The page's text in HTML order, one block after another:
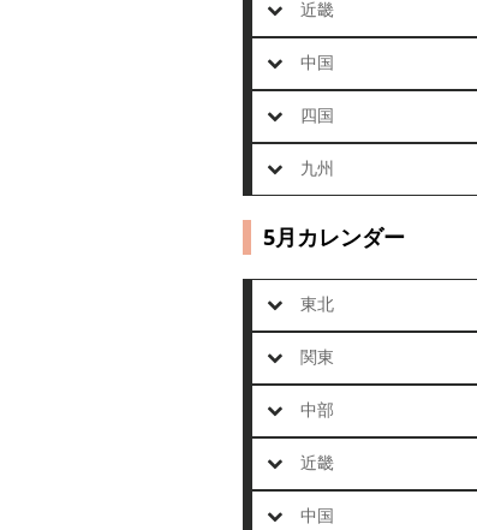
近畿
中国
四国
九州
5月カレンダー
東北
関東
中部
近畿
中国